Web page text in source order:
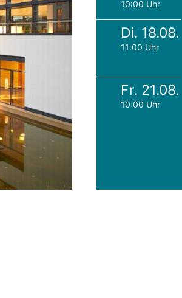
10:00 Uhr
Di. 18.08.
11:00 Uhr
Fr. 21.08.
10:00 Uhr